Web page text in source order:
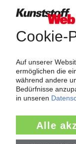
Wer-Bietet-Was?
hier Kunden und
Dienstleistungen!